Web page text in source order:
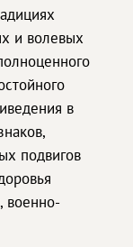
и волевых
в
подвигов
военно-